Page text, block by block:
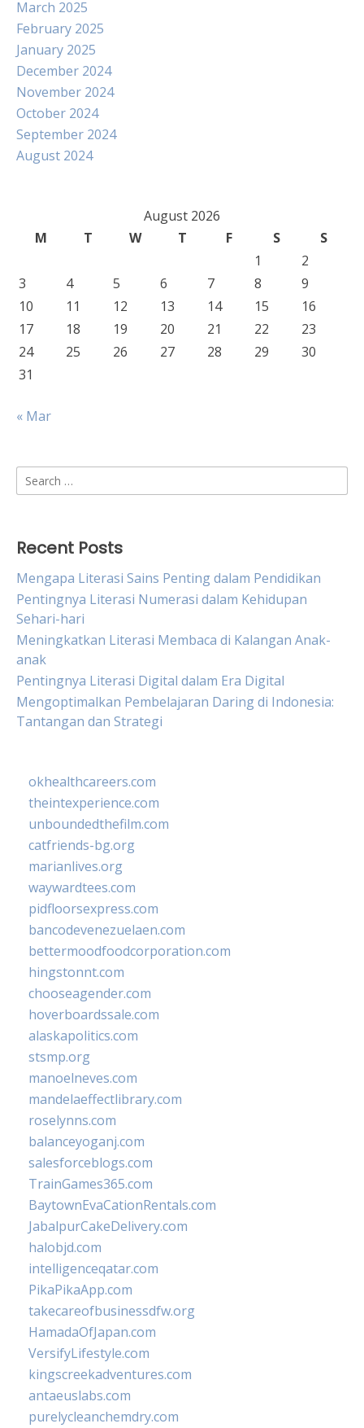
March 2025
February 2025
January 2025
December 2024
November 2024
October 2024
September 2024
August 2024
August 2026
M
T W T F S
S
1
2
3
4 5 6 7 8
9
10
11 12 13 14 15
16
17
18 19 20 21 22
23
24
25 26 27 28 29
30
31
« Mar
Search
for:
Recent Posts
Mengapa Literasi Sains Penting dalam Pendidikan
Pentingnya Literasi Numerasi dalam Kehidupan
Sehari-hari
Meningkatkan Literasi Membaca di Kalangan Anak-
anak
Pentingnya Literasi Digital dalam Era Digital
Mengoptimalkan Pembelajaran Daring di Indonesia:
Tantangan dan Strategi
okhealthcareers.com
theintexperience.com
unboundedthefilm.com
catfriends-bg.org
marianlives.org
waywardtees.com
pidfloorsexpress.com
bancodevenezuelaen.com
bettermoodfoodcorporation.com
hingstonnt.com
chooseagender.com
hoverboardssale.com
alaskapolitics.com
stsmp.org
manoelneves.com
mandelaeffectlibrary.com
roselynns.com
balanceyoganj.com
salesforceblogs.com
TrainGames365.com
BaytownEvaCationRentals.com
JabalpurCakeDelivery.com
halobjd.com
intelligenceqatar.com
PikaPikaApp.com
takecareofbusinessdfw.org
HamadaOfJapan.com
VersifyLifestyle.com
kingscreekadventures.com
antaeuslabs.com
purelycleanchemdry.com